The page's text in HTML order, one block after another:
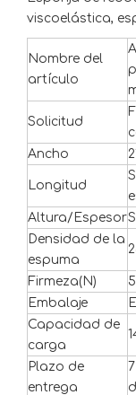
viscoelástica,
Nombre del
artículo
Solicitud
Ancho
Longitud
Altura/Espesor
Densidad de la
espuma
Firmeza(N)
Embalaje
Capacidad de
carga
Plazo de
entrega